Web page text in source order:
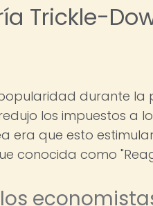
Trickle-
durante la
los impuestos a
era que esto
conocida como